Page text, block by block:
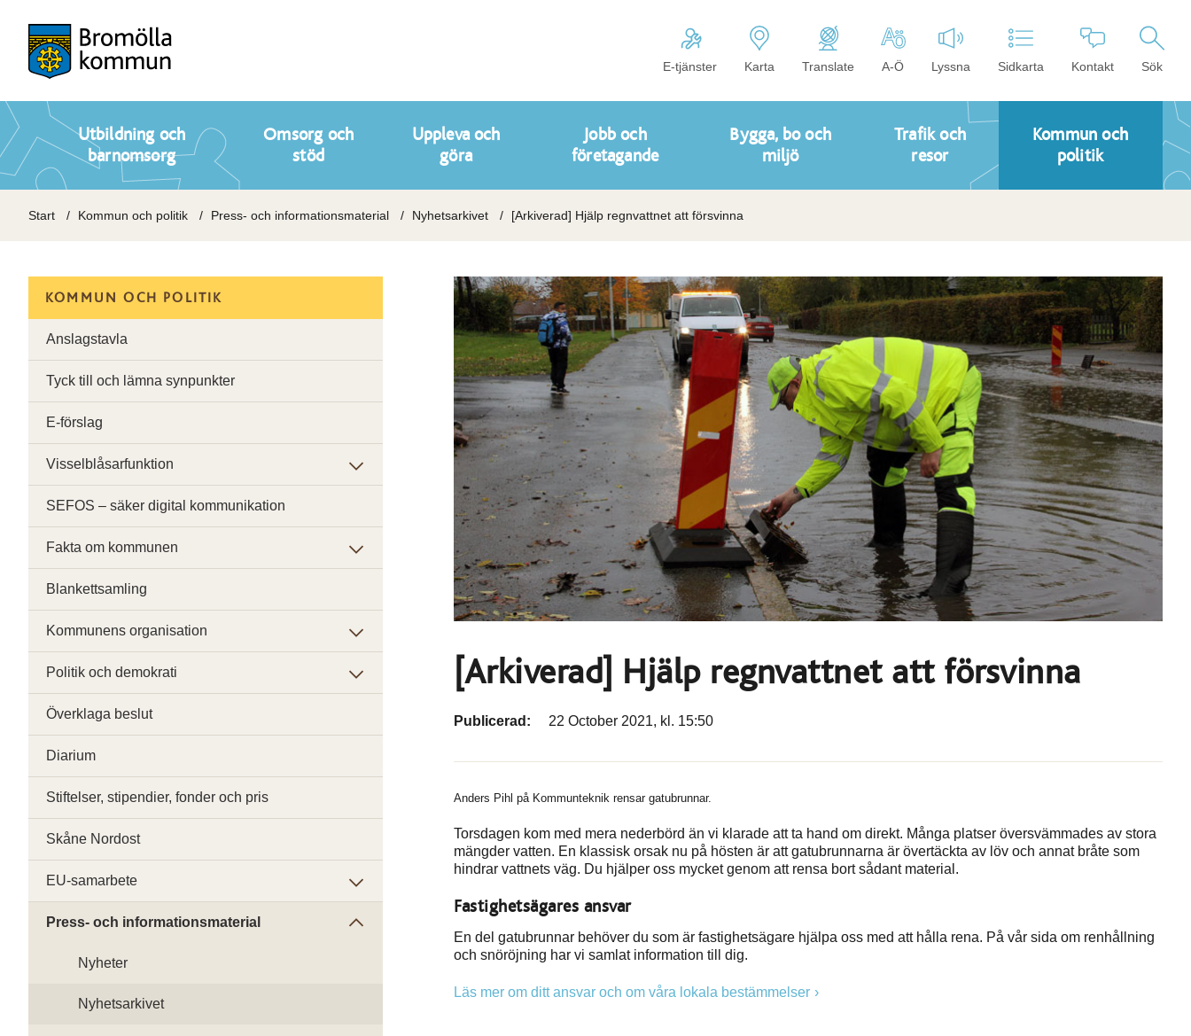
E-tjänster Karta Translate A-Ö Lyssna Sidkarta Kontakt Sök
Utbildning och
barnomsorg
Omsorg och
stöd
Uppleva och
göra
Jobb och
företagande
Bygga, bo och
miljö
Trafik och
resor
Kommun och
politik
Start Kommun och politik Press- och informationsmaterial Nyhetsarkivet [Arkiverad] Hjälp regnvattnet att försvinna
[Arkiverad] Hjälp regnvattnet att försvinna
Publicerad: 22 October 2021, kl. 15:50
Anders Pihl på Kommunteknik rensar gatubrunnar.
Torsdagen kom med mera nederbörd än vi klarade att ta hand om direkt. Många platser översvämmades av stora
mängder vatten. En klassisk orsak nu på hösten är att gatubrunnarna är övertäckta av löv och annat bråte som
hindrar vattnets väg. Du hjälper oss mycket genom att rensa bort sådant material.
Fastighetsägares ansvar
En del gatubrunnar behöver du som är fastighetsägare hjälpa oss med att hålla rena. På vår sida om renhållning
och snöröjning har vi samlat information till dig.
Läs mer om ditt ansvar och om våra lokala bestämmelser
KOMMUN OCH POLITIK
Anslagstavla
Tyck till och lämna synpunkter
E-förslag
Visselblåsarfunktion
SEFOS – säker digital kommunikation
Fakta om kommunen
Blankettsamling
Kommunens organisation
Politik och demokrati
Överklaga beslut
Diarium
Stiftelser, stipendier, fonder och pris
Skåne Nordost
EU-samarbete
Press- och informationsmaterial
Nyheter
Nyhetsarkivet